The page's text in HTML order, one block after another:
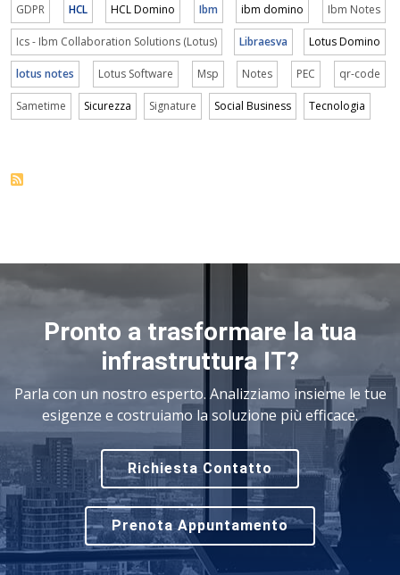
GDPR HCL HCL Domino Ibm ibm domino Ibm Notes
Ics - Ibm Collaboration Solutions (Lotus) Libraesva Lotus Domino
lotus notes Lotus Software Msp Notes PEC qr-code
Sametime Sicurezza Signature Social Business Tecnologia
Pronto a trasformare la tua
infrastruttura IT?
Parla con un nostro esperto. Analizziamo insieme le tue
esigenze e costruiamo la soluzione più efficace.
Richiesta Contatto
Prenota Appuntamento